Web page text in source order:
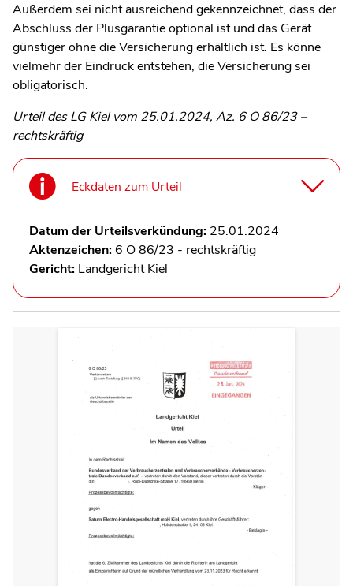
Außerdem sei nicht ausreichend gekennzeichnet, dass der
Abschluss der Plusgarantie optional ist und das Gerät
günstiger ohne die Versicherung erhältlich ist. Es könne
vielmehr der Eindruck entstehen, die Versicherung sei
obligatorisch.
Urteil des LG Kiel vom 25.01.2024, Az. 6 O 86/23 –
rechtskräftig
Eckdaten zum Urteil
Datum der Urteilsverkündung: 25.01.2024
Aktenzeichen: 6 O 86/23 - rechtskräftig
Gericht: Landgericht Kiel